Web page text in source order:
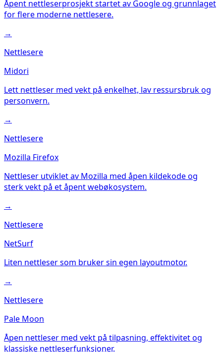
Åpent nettleserprosjekt startet av Google og grunnlaget
for flere moderne nettlesere.
→
Nettlesere
Midori
Lett nettleser med vekt på enkelhet, lav ressursbruk og
personvern.
→
Nettlesere
Mozilla Firefox
Nettleser utviklet av Mozilla med åpen kildekode og
sterk vekt på et åpent webøkosystem.
→
Nettlesere
NetSurf
Liten nettleser som bruker sin egen layoutmotor.
→
Nettlesere
Pale Moon
Åpen nettleser med vekt på tilpasning, effektivitet og
klassiske nettleserfunksjoner.